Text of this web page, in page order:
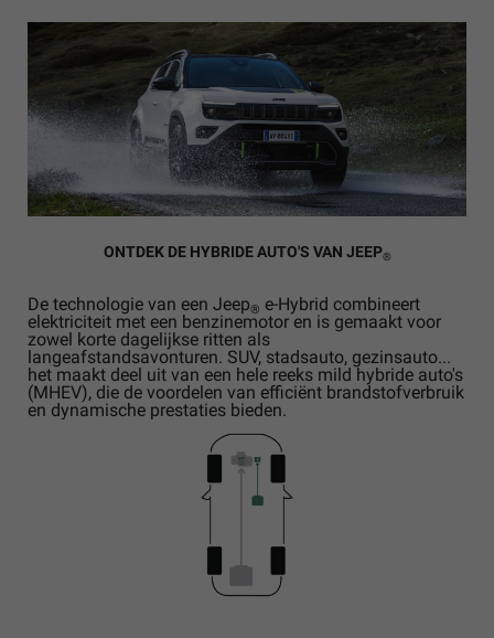
ONTDEK DE HYBRIDE AUTO'S VAN JEEP®
De technologie van een Jeep® e-Hybrid combineert
elektriciteit met een benzinemotor en is gemaakt voor
zowel korte dagelijkse ritten als
langeafstandsavonturen. SUV, stadsauto, gezinsauto...
het maakt deel uit van een hele reeks mild hybride auto's
(MHEV), die de voordelen van efficiënt brandstofverbruik
en dynamische prestaties bieden.